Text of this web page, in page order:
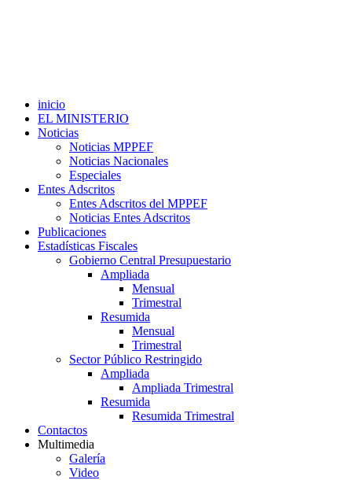
inicio
EL MINISTERIO
Noticias
Noticias MPPEF
Noticias Nacionales
Especiales
Entes Adscritos
Entes Adscritos del MPPEF
Noticias Entes Adscritos
Publicaciones
Estadísticas Fiscales
Gobierno Central Presupuestario
Ampliada
Mensual
Trimestral
Resumida
Mensual
Trimestral
Sector Público Restringido
Ampliada
Ampliada Trimestral
Resumida
Resumida Trimestral
Contactos
Multimedia
Galería
Video